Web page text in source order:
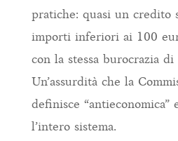
pratiche: quasi un credito
importi inferiori ai 100
con la stessa burocrazia
Un’assurdità che la
definisce “antieconomica”
l’intero sistema.